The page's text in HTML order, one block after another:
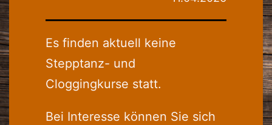
Es finden aktuell keine
Stepptanz- und
Cloggingkurse statt.
Bei Interesse können Sie sich